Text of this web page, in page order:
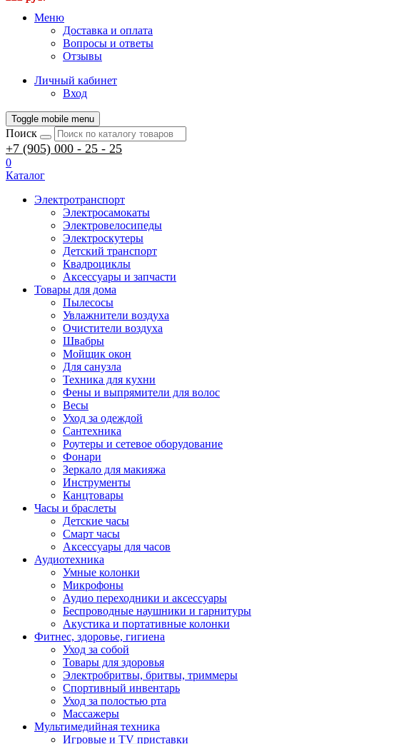
Меню
Доставка и оплата
Вопросы и ответы
Отзывы
Личный кабинет
Вход
Toggle mobile menu
Поиск
+7 (905) 000 - 25 - 25
0
Каталог
Электротранспорт
Электросамокаты
Электровелосипеды
Электроскутеры
Детский транспорт
Квадроциклы
Аксессуары и запчасти
Товары для дома
Пылесосы
Увлажнители воздуха
Очистители воздуха
Швабры
Мойщик окон
Для санузла
Техника для кухни
Фены и выпрямители для волос
Весы
Уход за одеждой
Сантехника
Роутеры и сетевое оборудование
Фонари
Зеркало для макияжа
Инструменты
Канцтовары
Часы и браслеты
Детские часы
Смарт часы
Аксессуары для часов
Аудиотехника
Умные колонки
Микрофоны
Аудио переходники и аксессуары
Беспроводные наушники и гарнитуры
Акустика и портативные колонки
Фитнес, здоровье, гигиена
Уход за собой
Товары для здоровья
Электробритвы, бритвы, триммеры
Спортивный инвентарь
Уход за полостью рта
Массажеры
Мультимедийная техника
Игровые и TV приставки